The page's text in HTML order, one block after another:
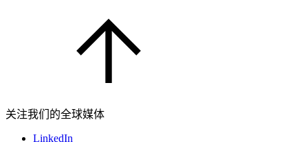
关注我们的全球媒体
LinkedIn